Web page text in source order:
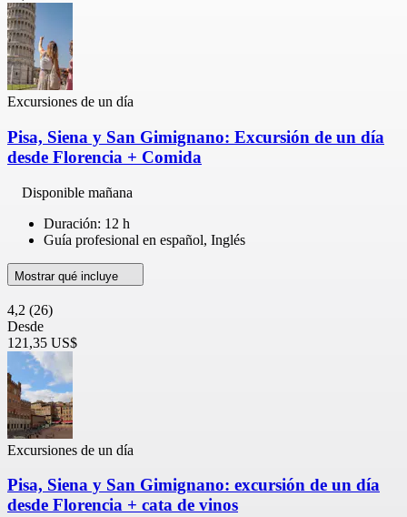
Excursiones de un día
Pisa, Siena y San Gimignano: Excursión de un día
desde Florencia + Comida
Disponible mañana
Duración: 12 h
Guía profesional en español, Inglés
Mostrar qué incluye
4,2 (26)
Desde
121,35 US$
Excursiones de un día
Pisa, Siena y San Gimignano: excursión de un día
desde Florencia + cata de vinos